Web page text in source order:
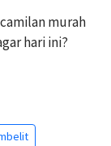
murah
hari ini?